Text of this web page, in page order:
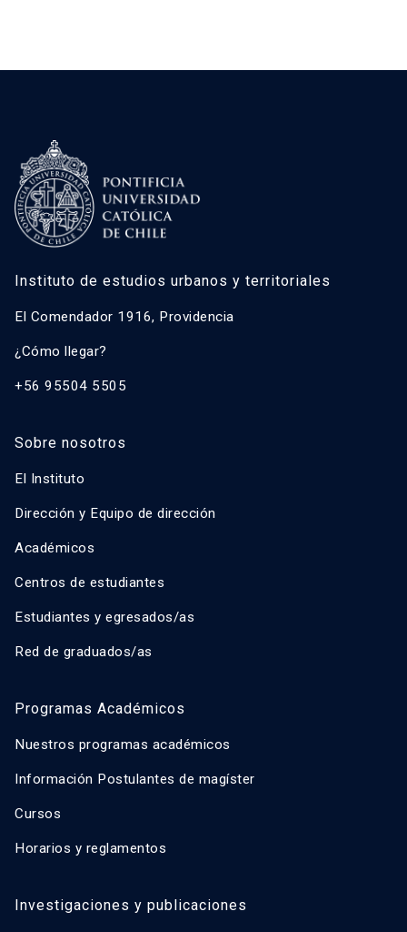
Instituto de estudios urbanos y territoriales
El Comendador 1916, Providencia
¿Cómo llegar?
+56 95504 5505
Sobre nosotros
El Instituto
Dirección y Equipo de dirección
Académicos
Centros de estudiantes
Estudiantes y egresados/as
Red de graduados/as
Programas Académicos
Nuestros programas académicos
Información Postulantes de magíster
Cursos
Horarios y reglamentos
Investigaciones y publicaciones